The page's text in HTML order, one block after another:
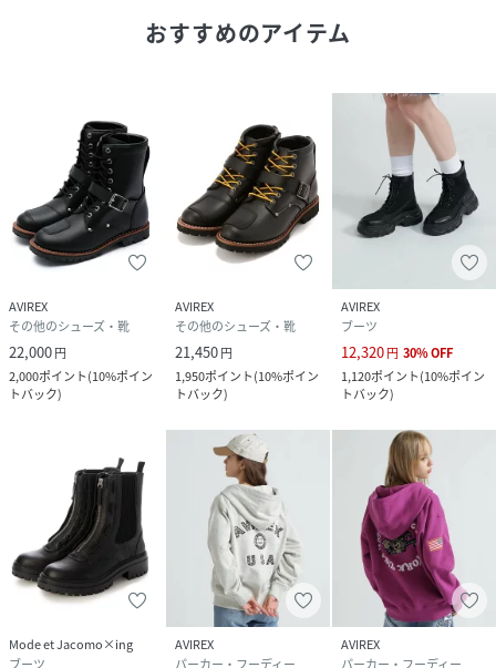
２２．０、２３．０、２４．０
783-5990703-010-52 QR2650)
おすすめのアイテム
AVIREX
その他のシューズ・靴
22,000円
2,000ポイント(10%ポイン
トバック)
AVIREX
その他のシューズ・靴
21,450円
1,950ポイント(10%ポイン
トバック)
AVIREX
ブーツ
12,320円 30%OFF
1,120ポイント(10%ポイン
トバック)
Mode et Jacomo×ing
ブーツ
AVIREX
パーカー・フーディー
AVIREX
パーカー・フーディー